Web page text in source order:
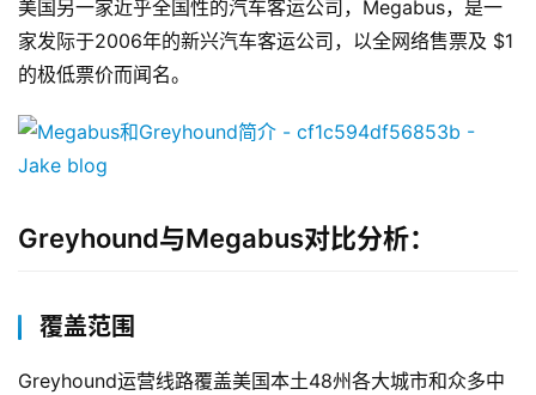
美国另一家近乎全国性的汽车客运公司，Megabus，是一
家发际于2006年的新兴汽车客运公司，以全网络售票及 $1
的极低票价而闻名。
Greyhound与Megabus对比分析：
覆盖范围
Greyhound运营线路覆盖美国本土48州各大城市和众多中